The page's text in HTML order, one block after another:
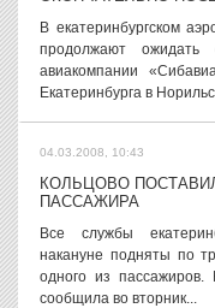
В екатеринбургском
продолжают ожидать
авиакомпании
Екатеринбурга в
04.03.2008, 10:43
КОЛЬЦОВО
ПАССАЖИРА
Все службы
накануне подняты по
одного из
сообщила во вторник...